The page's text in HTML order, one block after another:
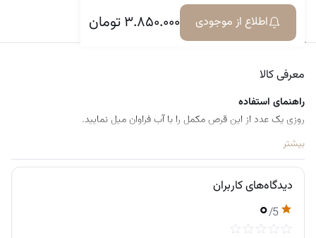
۳.۸۵۰.۰۰۰تومان اطلاع از موجودیمعرفی کالا دیدگاه‌ها
معرفی کالا
راهنمای استفاده
روزی یک عدد از این قرص مکمل را با آب فراوان میل نمایید.
بیشتر
دیدگاه‌های کاربران
۰/5